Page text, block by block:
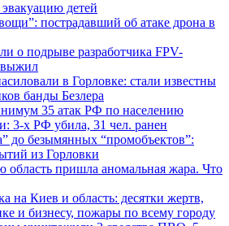
детей
пострадавший об атаке дрона в
о подрыве разработчика FPV-
выжил
в Горловке: стали известны
банды Безлера
35 атак РФ по населению
3-х РФ убила, 31 чел. ранен
до безымянных “промобъектов”:
из Горловки
пришла аномальная жара. Что
на Киев и область: десятки жертв,
и бизнесу, пожары по всему городу